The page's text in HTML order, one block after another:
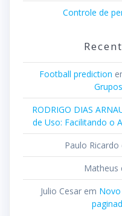
Controle de
Football prediction
RODRIGO DIAS
de Uso: Facilitando o
Paulo Ricardo
Matheus
Julio Cesarem